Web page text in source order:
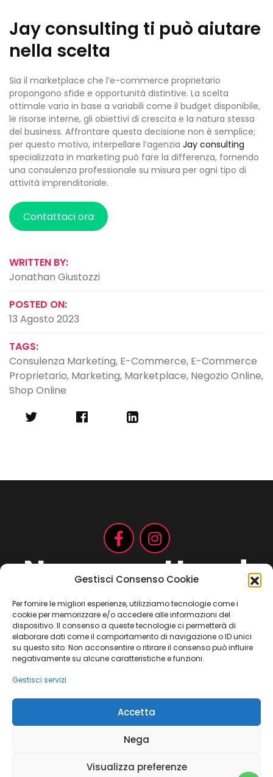
Gestisci Consenso Cookie
Per fornire le migliori esperienze, utilizziamo tecnologie come i
cookie per memorizzare e/o accedere alle informazioni del
dispositivo. Il consenso a queste tecnologie ci permetterà di
elaborare dati come il comportamento di navigazione o ID unici
su questo sito. Non acconsentire o ritirare il consenso può influire
negativamente su alcune caratteristiche e funzioni.
Gestisci servizi
Accetta
Nega
Visualizza preferenze
Jay consulting ti può aiutare
nella scelta
Sia il marketplace che l’e-commerce proprietario
propongono sfide e opportunità distintive. La scelta
ottimale varia in base a variabili come il budget disponibile,
le risorse interne, gli obiettivi di crescita e la natura stessa
del business. Affrontare questa decisione non è semplice;
per questo motivo, interpellare l’agenzia Jay consulting
specializzata in marketing può fare la differenza, fornendo
una consulenza professionale su misura per ogni tipo di
attività imprenditoriale.
Contattaci ora
WRITTEN BY:
Jonathan Giustozzi
POSTED ON:
13 Agosto 2023
TAGS:
Consulenza Marketing, E-Commerce, E-Commerce
Proprietario, Marketing, Marketplace, Negozio Online,
Shop Online
Non aspettare!
Contattaci ora
Jay Consulting– c.da Migliarino, 33 – 62012
Civitanova Marche (MC) – Partita IVA: 01752470433
Termini e condizioni
Imprint Dichiarazione sulla Privacy